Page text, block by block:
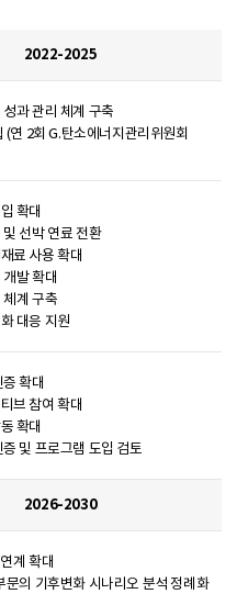
2022-2025
과 관리 체계 구축
(연 2회 G.탄소에너지관리위원회
확대
선박 연료 전환
료 사용 확대
발 확대
계 구축
대응 지원
확대
브 참여 확대
확대
및 프로그램 도입 검토
2026-2030
계 확대
문의 기후변화 시나리오 분석 정례화